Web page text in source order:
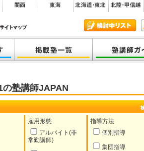
の塾講師JAPAN
雇用形態
アルバイト(非
常勤講師)
指導方法
個別指導
集団指導